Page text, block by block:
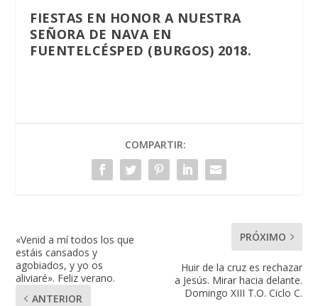
FIESTAS EN HONOR A NUESTRA
SEÑORA DE NAVA EN
FUENTELCÉSPED (BURGOS) 2018.
COMPARTIR:
«Venid a mí todos los que
estáis cansados y
agobiados, y yo os
aliviaré». Feliz verano.
ANTERIOR
PRÓXIMO
Huir de la cruz es rechazar
a Jesús. Mirar hacia delante.
Domingo XIII T.O. Ciclo C.